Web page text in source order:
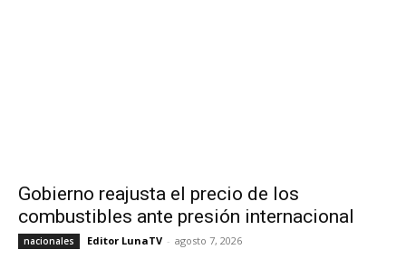
Gobierno reajusta el precio de los
combustibles ante presión internacional
nacionales Editor LunaTV - agosto 7, 2026